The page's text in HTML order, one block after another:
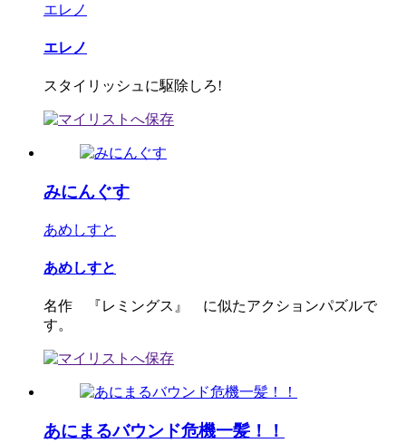
エレノ
エレノ
スタイリッシュに駆除しろ!
みにんぐす
あめしすと
あめしすと
名作 『レミングス』 に似たアクションパズルで
す。
あにまるバウンド危機一髪！！